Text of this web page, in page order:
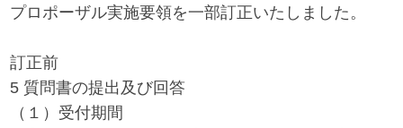
プロポーザル実施要領を一部訂正いたしました。
訂正前
5 質問書の提出及び回答
（１）受付期間